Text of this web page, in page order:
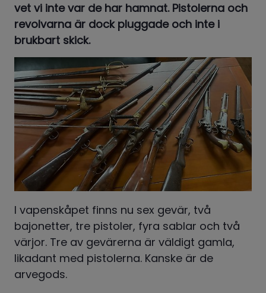
vet vi inte var de har hamnat. Pistolerna och
revolvarna är dock pluggade och inte i
brukbart skick.
I vapenskåpet finns nu sex gevär, två
bajonetter, tre pistoler, fyra sablar och två
värjor. Tre av gevärerna är väldigt gamla,
likadant med pistolerna. Kanske är de
arvegods.